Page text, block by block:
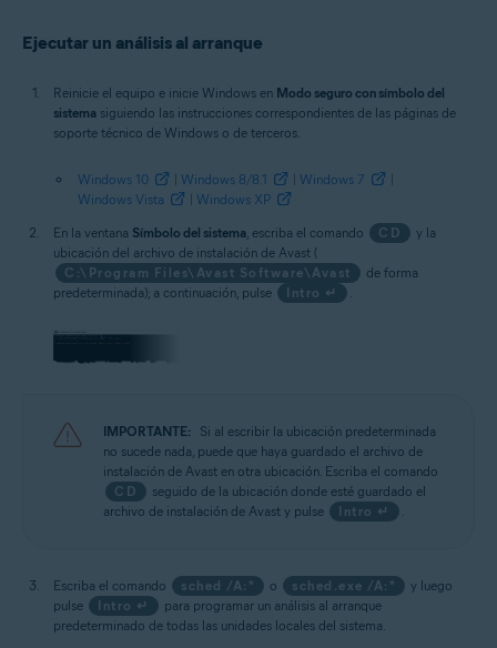
Ejecutar un análisis al arranque
Reinicie el equipo e inicie Windows en Modo seguro con símbolo del
sistema siguiendo las instrucciones correspondientes de las páginas de
soporte técnico de Windows o de terceros.
Windows 10 Windows 8/8.1 Windows 7
Windows Vista
Windows XP
En la ventana Símbolo del sistema, escriba el comando CD
y la
ubicación del archivo de instalación de Avast (
C:\Program Files\Avast Software\Avast
de forma
predeterminada); a continuación, pulse
Intro ↵ .
IMPORTANTE:
Si al escribir la ubicación predeterminada
no sucede nada, puede que haya guardado el archivo de
instalación de Avast en otra ubicación. Escriba el comando
CD
seguido de la ubicación donde esté guardado el
archivo de instalación de Avast y pulse
Intro ↵ .
Escriba el comando sched /A:* o sched.exe /A:*
y luego
pulse
Intro ↵
para programar un análisis al arranque
predeterminado de todas las unidades locales del sistema.